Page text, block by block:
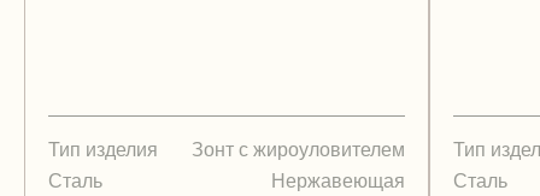
Тип изделия
Зонт с жироуловителем
Сталь
Нержавеющая
Тип
Сталь